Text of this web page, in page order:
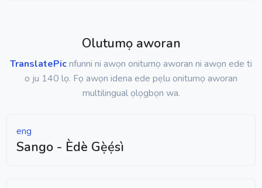
Olutumọ aworan
TranslatePicnfunni ni awọn onitumọ aworan ni awọn ede ti
o ju 140 lọ. Fọ awọn idena ede pẹlu onitumọ aworan
multilingual ọlọgbọn wa.
eng
Sango - Èdè Gẹ̀ẹ́sì